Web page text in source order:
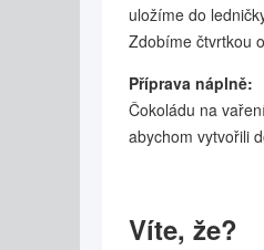
uložíme do
Zdobíme čtvrtkou
Příprava náplně:
Čokoládu na
abychom vytvořili
Víte, že?